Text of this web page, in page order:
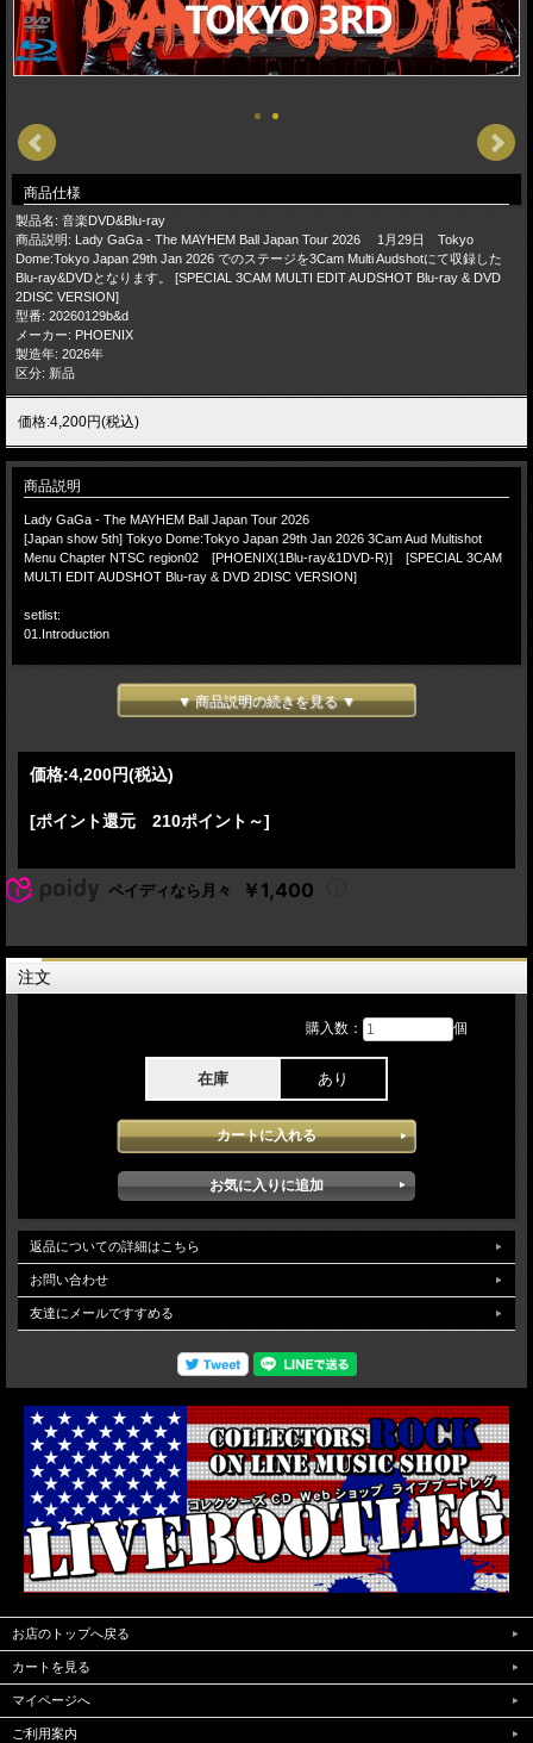
商品仕様
製品名: 音楽DVD&Blu-ray
商品説明: Lady GaGa - The MAYHEM Ball Japan Tour 2026 1月29日 Tokyo
Dome:Tokyo Japan 29th Jan 2026 でのステージを3Cam Multi Audshotにて収録した
Blu-ray&DVDとなります。 [SPECIAL 3CAM MULTI EDIT AUDSHOT Blu-ray & DVD
2DISC VERSION]
型番: 20260129b&d
メーカー: PHOENIX
製造年: 2026年
区分: 新品
価格:4,200円(税込)
商品説明
Lady GaGa - The MAYHEM Ball Japan Tour 2026
[Japan show 5th] Tokyo Dome:Tokyo Japan 29th Jan 2026 3Cam Aud Multishot
Menu Chapter NTSC region02 [PHOENIX(1Blu-ray&1DVD-R)] [SPECIAL 3CAM
MULTI EDIT AUDSHOT Blu-ray & DVD 2DISC VERSION]
setlist:
01.Introduction
02.Bloody Mary 03.Abracadabra 04.Judas 05.Aura 06.Scheiβe 07.Garden Of Eden
09.Perfect Celebrity 10.Disease 11.Paparazzi 12.LoveGame 13.Alejandro 14.The
Beast
-[Act III: The Beautiful Nightmare That Knows Her Name]-
-[ACT IV : Every Chessboard Has Two Queens]-
30.Vanish Into You
-[Finale : Eternal Aria Of The Monster Heart]-
31.Bad Romance 32.Encore Break 33.How Bad Do U Want Me 34.Boys Boys Boys
Lady GaGa - The MAYHEM Ball Japan Tour 2026 1月29日日本公演5回目Tokyo
Dome:Tokyo Japanでのステージを3Cam Multi Audshotにて収録したBlu-ray&DVD
VERSION] (Menu Chapter NTSC region02仕様 画像クオリティはキャプチャーサ
ンプルをご覧ください）
▼ 商品説明の続きを見る ▼
価格:4,200円(税込)
[ポイント還元 210ポイント～]
ペイディなら月々 ￥1,400
注文
購入数： 個
在庫 あり
返品についての詳細はこちら
お問い合わせ
友達にメールですすめる
お店のトップへ戻る
カートを見る
マイページへ
ご利用案内